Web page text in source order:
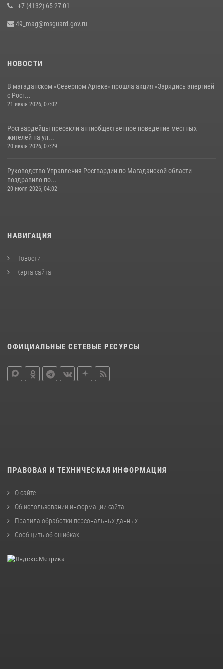
+7 (4132) 65-27-01
49_mag@rosguard.gov.ru
НОВОСТИ
В магаданском «Северном Артеке» прошла акция «Зарядись энергией
с Росг...
21 июля 2026, 07:02
Росгвардейцы пресекли антиобщественное поведение местных
жителей на ул...
20 июля 2026, 07:29
Руководство Управления Росгвардии по Магаданской области
поздравило по...
20 июля 2026, 04:02
НАВИГАЦИЯ
Новости
Карта сайта
ОФИЦИАЛЬНЫЕ СЕТЕВЫЕ РЕСУРСЫ
ПРАВОВАЯ И ТЕХНИЧЕСКАЯ ИНФОРМАЦИЯ
О сайте
Об использовании информации сайта
Правила обработки персональных данных
Сообщить об ошибках